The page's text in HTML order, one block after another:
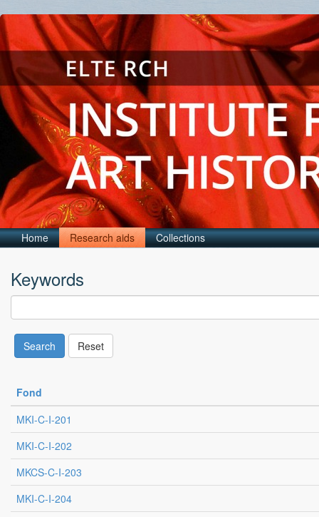
Home Research aids Collections
Keywords
Search Reset
Fond
MKI-C-I-201
MKI-C-I-202
MKCS-C-I-203
MKI-C-I-204